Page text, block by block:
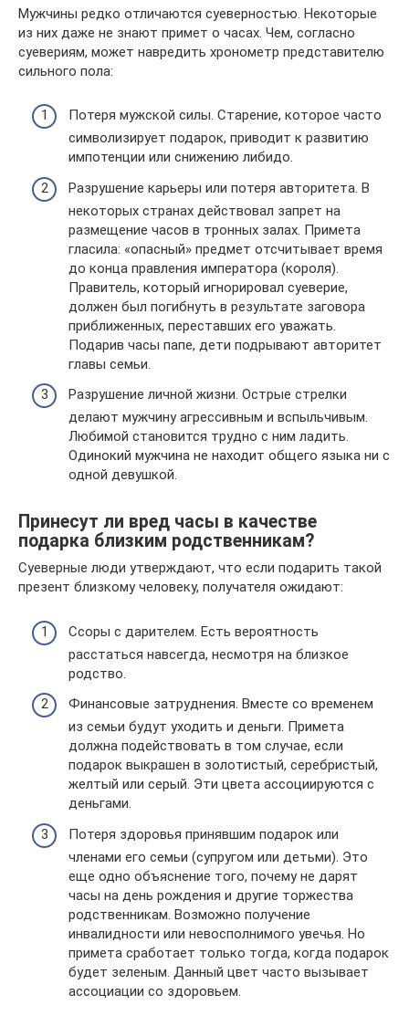
Мужчины редко отличаются суеверностью. Некоторые
из них даже не знают примет о часах. Чем, согласно
суевериям, может навредить хронометр представителю
сильного пола:
Потеря мужской силы. Старение, которое часто
символизирует подарок, приводит к развитию
импотенции или снижению либидо.
Разрушение карьеры или потеря авторитета. В
некоторых странах действовал запрет на
размещение часов в тронных залах. Примета
гласила: «опасный» предмет отсчитывает время
до конца правления императора (короля).
Правитель, который игнорировал суеверие,
должен был погибнуть в результате заговора
приближенных, переставших его уважать.
Подарив часы папе, дети подрывают авторитет
главы семьи.
Разрушение личной жизни. Острые стрелки
делают мужчину агрессивным и вспыльчивым.
Любимой становится трудно с ним ладить.
Одинокий мужчина не находит общего языка ни с
одной девушкой.
Принесут ли вред часы в качестве
подарка близким родственникам?
Суеверные люди утверждают, что если подарить такой
презент близкому человеку, получателя ожидают:
Ссоры с дарителем. Есть вероятность
расстаться навсегда, несмотря на близкое
родство.
Финансовые затруднения. Вместе со временем
из семьи будут уходить и деньги. Примета
должна подействовать в том случае, если
подарок выкрашен в золотистый, серебристый,
желтый или серый. Эти цвета ассоциируются с
деньгами.
Потеря здоровья принявшим подарок или
членами его семьи (супругом или детьми). Это
еще одно объяснение того, почему не дарят
часы на день рождения и другие торжества
родственникам. Возможно получение
инвалидности или невосполнимого увечья. Но
примета сработает только тогда, когда подарок
будет зеленым. Данный цвет часто вызывает
ассоциации со здоровьем.